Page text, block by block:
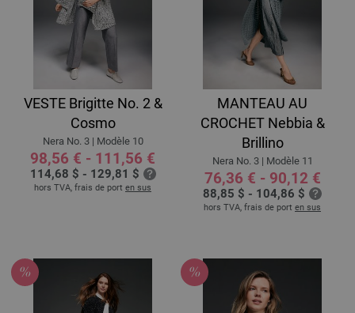
VESTE Brigitte No. 2 &
Cosmo
Nera No. 3 | Modèle 10
98,56 € - 111,56 €
114,68 $ - 129,81 $
hors TVA, frais de port en sus
MANTEAU AU
CROCHET Nebbia &
Brillino
Nera No. 3 | Modèle 11
76,36 € - 90,12 €
88,85 $ - 104,86 $
hors TVA, frais de port en sus